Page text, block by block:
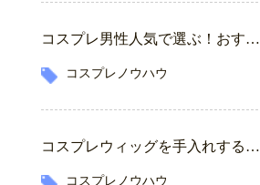
コスプレ男性人気で選ぶ！おす…
コスプレノウハウ
コスプレウィッグを手入れする…
コスプレノウハウ